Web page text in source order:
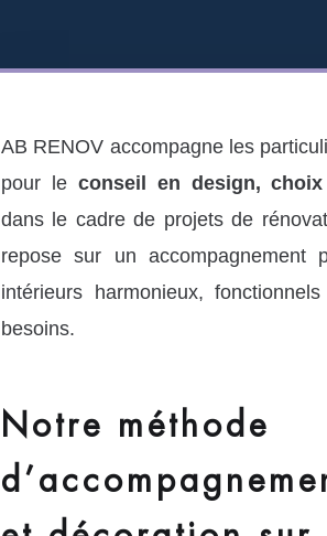
AB RENOV accompagne les
pour le conseil en design,
dans le cadre de projets de
repose sur un accompagnement
intérieurs harmonieux,
besoins.
Notre méthode